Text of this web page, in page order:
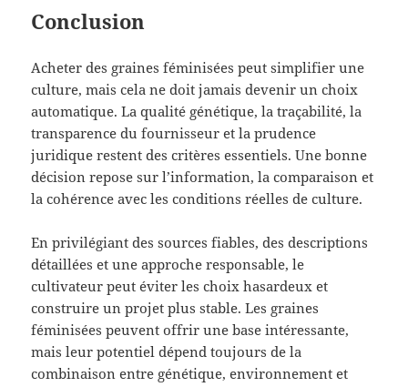
Conclusion
Acheter des graines féminisées peut simplifier une
culture, mais cela ne doit jamais devenir un choix
automatique. La qualité génétique, la traçabilité, la
transparence du fournisseur et la prudence
juridique restent des critères essentiels. Une bonne
décision repose sur l’information, la comparaison et
la cohérence avec les conditions réelles de culture.
En privilégiant des sources fiables, des descriptions
détaillées et une approche responsable, le
cultivateur peut éviter les choix hasardeux et
construire un projet plus stable. Les graines
féminisées peuvent offrir une base intéressante,
mais leur potentiel dépend toujours de la
combinaison entre génétique, environnement et